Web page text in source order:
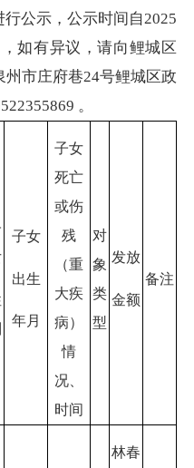
公示，公示时间自2025
如有异议，请向鲤城区
市庄府巷24号鲤城区政
。
子女
出生
年月
子女
死亡
或伤
残
（重
大疾
病）
情
况、
时间
对
象
类
型
发放
金额
备注
林春